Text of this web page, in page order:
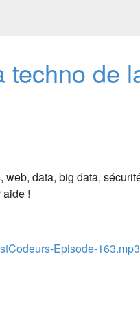
techno de
data, big data,
!
Episode-163.mp3